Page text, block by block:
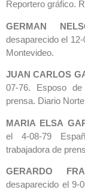
Reportero gráfico.
GERMAN
desaparecido el
Montevideo.
JUAN CARLOS
07-76. Esposo
prensa. Diario
MARIA ELSA
el 4-08-79
trabajadora de
GERARDO
desaparecido el 9-